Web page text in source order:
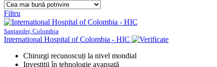
Filtru
Santander, Colombia
International Hospital of Colombia - HIC
Chirurgi recunoscuți la nivel mondial
Investiții în tehnologie avansată